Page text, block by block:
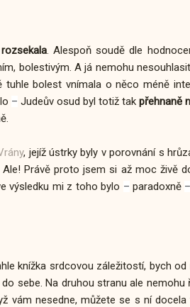
. Alespoň soudě dle
bolestivým. A já nemohu
bolest vnímala o něco méně
– Judeův osud byl totiž takpřehnaně
, jejíž ústrky byly v porovnání s
Právě proto jsem si až moc živě
výsledku mi z toho bylo – paradoxně –
knížka srdcovou záležitostí, bych od
sebe. Na druhou stranu ale nemohu
vám nesedne, můžete se s ní